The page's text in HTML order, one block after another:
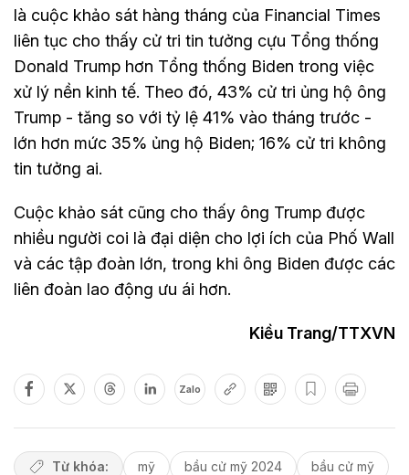
là cuộc khảo sát hàng tháng của Financial Times
liên tục cho thấy cử tri tin tưởng cựu Tổng thống
Donald Trump hơn Tổng thống Biden trong việc
xử lý nền kinh tế. Theo đó, 43% cử tri ủng hộ ông
Trump - tăng so với tỷ lệ 41% vào tháng trước -
lớn hơn mức 35% ủng hộ Biden; 16% cử tri không
tin tưởng ai.
Cuộc khảo sát cũng cho thấy ông Trump được
nhiều người coi là đại diện cho lợi ích của Phố Wall
và các tập đoàn lớn, trong khi ông Biden được các
liên đoàn lao động ưu ái hơn.
Kiều Trang/TTXVN
Zalo
Từ khóa: mỹ bầu cử mỹ 2024
bầu cử mỹ